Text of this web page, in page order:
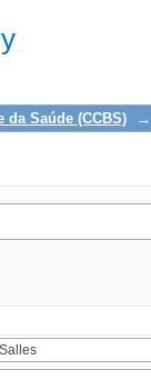
Saúde (CCBS) →